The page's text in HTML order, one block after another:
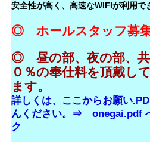
安全性が高く、高速なWIFIが利用で
◎ ホールスタッフ募
◎ 昼の部、夜の部、共
０％の奉仕料を頂戴し
ます。
詳しくは、ここからお願い
んください。⇒ onegai.pdf
ク